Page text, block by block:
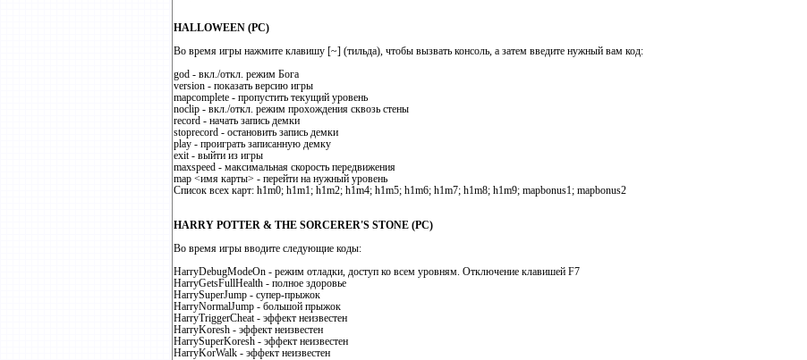
HALLOWEEN (PC)
Во время игры нажмите клавишу [~] (тильда), чтобы вызвать консоль, а затем введите нужный вам код:
god - вкл./откл. режим Бога
version - показать версию игры
mapcomplete - пропустить текущий уровень
noclip - вкл./откл. режим прохождения сквозь стены
record - начать запись демки
stoprecord - остановить запись демки
play - проиграть записанную демку
exit - выйти из игры
maxspeed - максимальная скорость передвижения
map <имя карты> - перейти на нужный уровень
Список всех карт: h1m0; h1m1; h1m2; h1m4; h1m5; h1m6; h1m7; h1m8; h1m9; mapbonus1; mapbonus2
HARRY POTTER & THE SORCERER'S STONE (PC)
Во время игры вводите следующие коды:
HarryDebugModeOn - режим отладки, доступ ко всем уровням. Отключение клавишей F7
HarryGetsFullHealth - полное здоровье
HarrySuperJump - супер-прыжок
HarryNormalJump - большой прыжок
HarryTriggerCheat - эффект неизвестен
HarryKoresh - эффект неизвестен
HarrySuperKoresh - эффект неизвестен
HarryKorWalk - эффект неизвестен